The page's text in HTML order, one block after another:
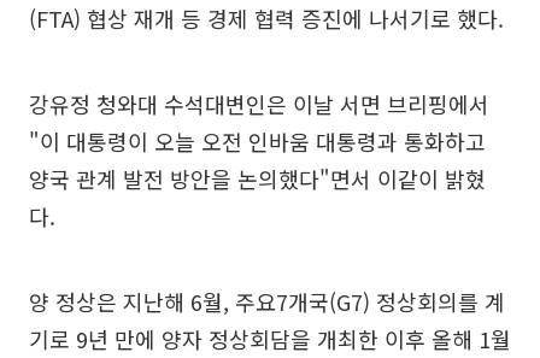
(FTA) 협상 재개 등 경제 협력 증진에 나서기로 했다.
강유정 청와대 수석대변인은 이날 서면 브리핑에서
"이 대통령이 오늘 오전 인바움 대통령과 통화하고
양국 관계 발전 방안을 논의했다"면서 이같이 밝혔
다.
양 정상은 지난해 6월, 주요7개국(G7) 정상회의를 계
기로 9년 만에 양자 정상회담을 개최한 이후 올해 1월